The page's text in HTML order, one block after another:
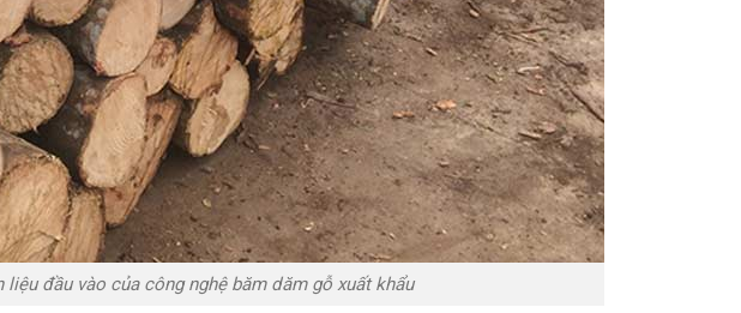
liệu đầu vào của công nghệ băm dăm gỗ xuất khẩu